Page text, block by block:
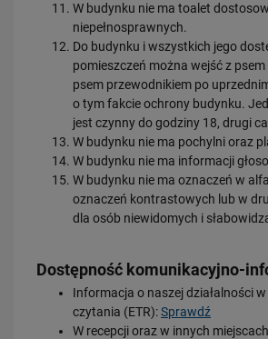
W budynku nie ma toalet
niepełnosprawnych.
Do budynku i wszystkich jego
pomieszczeń można wejść z
psem przewodnikiem po
o tym fakcie ochrony budynku.
jest czynny do godziny 18, drugi
W budynku nie ma pochylni oraz
W budynku nie ma informacji
W budynku nie ma oznaczeń w
oznaczeń kontrastowych lub w
dla osób niewidomych i
Dostępność komunikacyjno-
Informacja o naszej działalności
czytania (ETR):Sprawdź
W recepcji oraz w innych